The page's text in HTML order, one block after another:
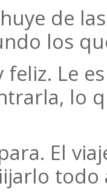
de
los
feliz. Le
lo
El
todo